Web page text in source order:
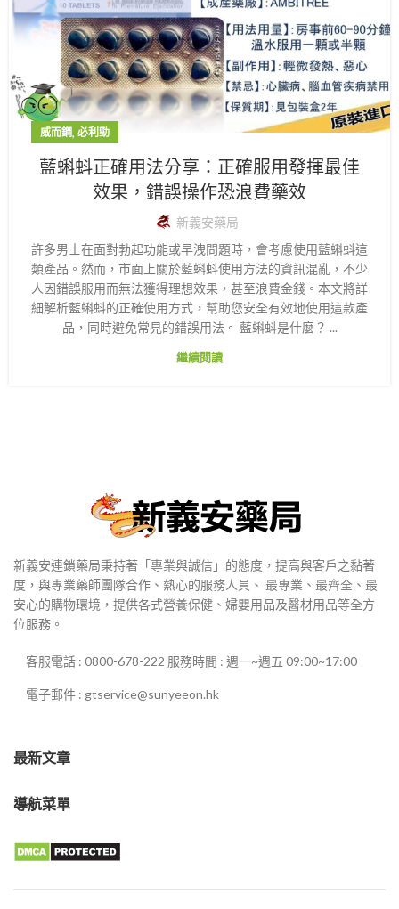
威而鋼, 必利勁
藍蝌蚪正確用法分享：正確服用發揮最佳
效果，錯誤操作恐浪費藥效
新義安藥局
許多男士在面對勃起功能或早洩問題時，會考慮使用藍蝌蚪這
類產品。然而，市面上關於藍蝌蚪使用方法的資訊混亂，不少
人因錯誤服用而無法獲得理想效果，甚至浪費金錢。本文將詳
細解析藍蝌蚪的正確使用方式，幫助您安全有效地使用這款產
品，同時避免常見的錯誤用法。 藍蝌蚪是什麼？ ...
繼續閱讀
新義安連鎖藥局秉持著「專業與誠信」的態度，提高與客戶之黏著
度，與專業藥師團隊合作、熱心的服務人員、 最專業、最齊全、最
安心的購物環境，提供各式營養保健、婦嬰用品及醫材用品等全方
位服務。
客服電話 : 0800-678-222 服務時間 : 週一~週五 09:00~17:00
電子郵件 : gtservice@sunyeeon.hk
最新文章
導航菜單